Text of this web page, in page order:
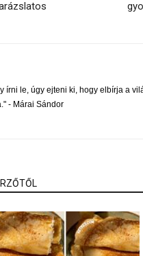
írni le, úgy ejteni ki, hogy elbírja a
- Márai Sándor